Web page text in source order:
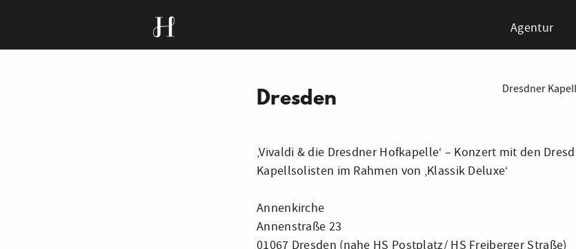
Agentur
Dresden Dresdner
‚Vivaldi & die Dresdner Hofkapelle‘ – Konzert mit den
Kapellsolisten im Rahmen von ‚Klassik Deluxe‘
Annenkirche
Annenstraße 23
01067 Dresden (nahe HS Postplatz/ HS Freiberger Straße)